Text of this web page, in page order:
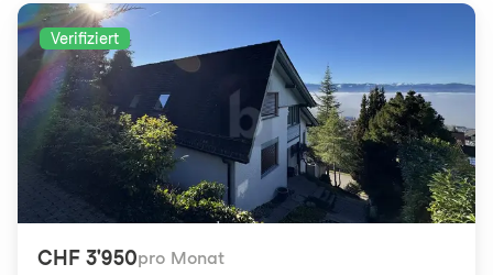
Verifiziert
CHF 3'950pro Monat